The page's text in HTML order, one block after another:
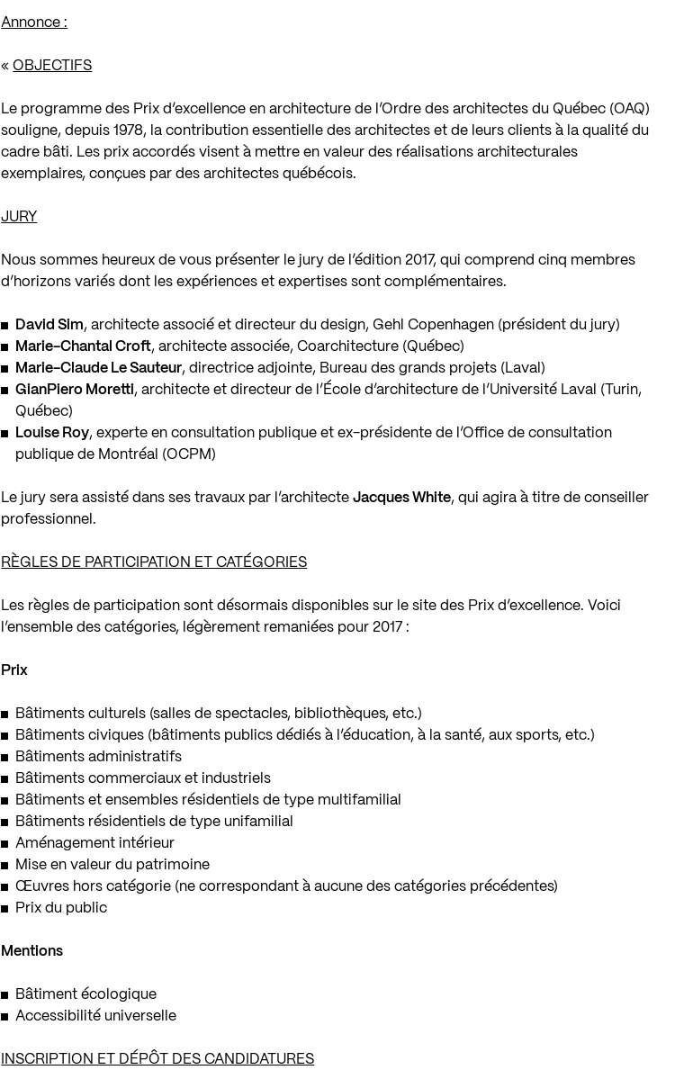
Annonce :
«OBJECTIFS
Le programme des Prix d’excellence en architecture de l’Ordre des architectes du Québec (OAQ)
souligne, depuis 1978, la contribution essentielle des architectes et de leurs clients à la qualité du
cadre bâti. Les prix accordés visent à mettre en valeur des réalisations architecturales
exemplaires, conçues par des architectes québécois.
JURY
Nous sommes heureux de vous présenter le jury de l’édition 2017, qui comprend cinq membres
d’horizons variés dont les expériences et expertises sont complémentaires.
David Sim, architecte associé et directeur du design, Gehl Copenhagen (président du jury)
Marie-Chantal Croft, architecte associée, Coarchitecture (Québec)
Marie-Claude Le Sauteur, directrice adjointe, Bureau des grands projets (Laval)
GianPiero Moretti, architecte et directeur de l’École d’architecture de l’Université Laval (Turin,
Québec)
Louise Roy, experte en consultation publique et ex-présidente de l’Office de consultation
publique de Montréal (OCPM)
Le jury sera assisté dans ses travaux par l’architecteJacques White, qui agira à titre de conseiller
professionnel.
RÈGLES DE PARTICIPATION ET CATÉGORIES
Les règles de participation sont désormais disponibles sur le site des Prix d’excellence. Voici
l’ensemble des catégories, légèrement remaniées pour 2017 :
Prix
Bâtiments culturels (salles de spectacles, bibliothèques, etc.)
Bâtiments civiques (bâtiments publics dédiés à l’éducation, à la santé, aux sports, etc.)
Bâtiments administratifs
Bâtiments commerciaux et industriels
Bâtiments et ensembles résidentiels de type multifamilial
Bâtiments résidentiels de type unifamilial
Aménagement intérieur
Mise en valeur du patrimoine
Œuvres hors catégorie (ne correspondant à aucune des catégories précédentes)
Prix du public
Mentions
Bâtiment écologique
Accessibilité universelle
INSCRIPTION ET DÉPÔT DES CANDIDATURES